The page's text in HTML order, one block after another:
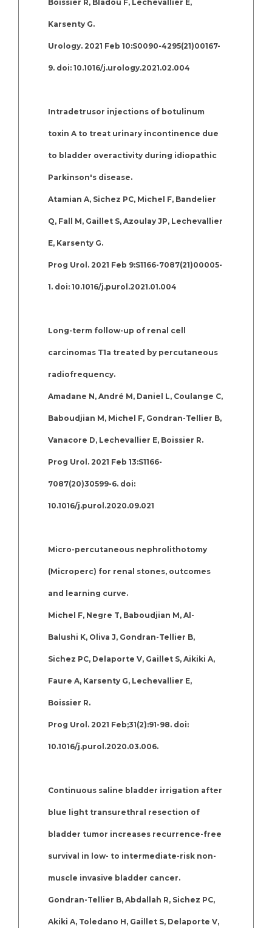
Boissier R, Bladou F, Lechevallier E,
Karsenty G.
Urology. 2021 Feb 10:S0090-4295(21)00167-
9. doi: 10.1016/j.urology.2021.02.004
Intradetrusor injections of botulinum
toxin A to treat urinary incontinence due
to bladder overactivity during idiopathic
Parkinson's disease.
Atamian A, Sichez PC, Michel F, Bandelier
Q, Fall M, Gaillet S, Azoulay JP, Lechevallier
E, Karsenty G.
Prog Urol. 2021 Feb 9:S1166-7087(21)00005-
1. doi: 10.1016/j.purol.2021.01.004
Long-term follow-up of renal cell
carcinomas T1a treated by percutaneous
radiofrequency.
Amadane N, André M, Daniel L, Coulange C,
Baboudjian M, Michel F, Gondran-Tellier B,
Vanacore D, Lechevallier E, Boissier R.
Prog Urol. 2021 Feb 13:S1166-
7087(20)30599-6. doi:
10.1016/j.purol.2020.09.021
Micro-percutaneous nephrolithotomy
(Microperc) for renal stones, outcomes
and learning curve.
Michel F, Negre T, Baboudjian M, Al-
Balushi K, Oliva J, Gondran-Tellier B,
Sichez PC, Delaporte V, Gaillet S, Aikiki A,
Faure A, Karsenty G, Lechevallier E,
Boissier R.
Prog Urol. 2021 Feb;31(2):91-98. doi:
10.1016/j.purol.2020.03.006.
Continuous saline bladder irrigation after
blue light transurethral resection of
bladder tumor increases recurrence-free
survival in low- to intermediate-risk non-
muscle invasive bladder cancer.
Gondran-Tellier B, Abdallah R, Sichez PC,
Akiki A, Toledano H, Gaillet S, Delaporte V,